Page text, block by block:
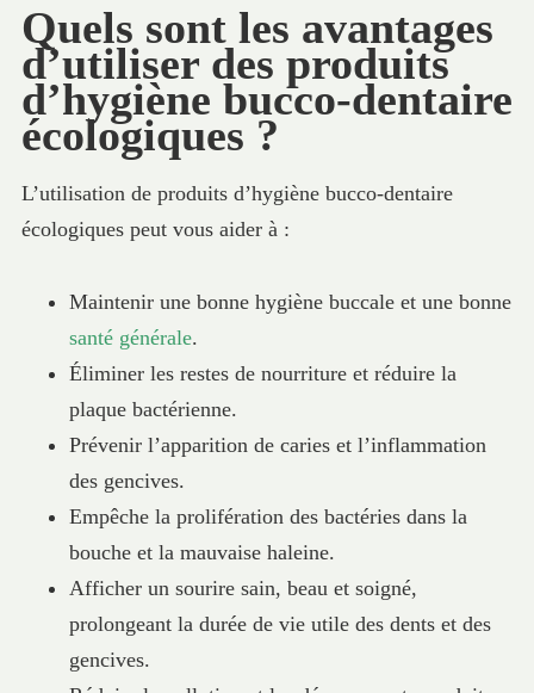
Quels sont les avantages
d’utiliser des produits
d’hygiène bucco-dentaire
écologiques ?
L’utilisation de produits d’hygiène bucco-dentaire
écologiques peut vous aider à :
Maintenir une bonne hygiène buccale et une bonne
santé générale.
Éliminer les restes de nourriture et réduire la
plaque bactérienne.
Prévenir l’apparition de caries et l’inflammation
des gencives.
Empêche la prolifération des bactéries dans la
bouche et la mauvaise haleine.
Afficher un sourire sain, beau et soigné,
prolongeant la durée de vie utile des dents et des
gencives.